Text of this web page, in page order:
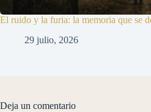
El ruido y la furia: la memoria que se
29 julio, 2026
Deja un comentario